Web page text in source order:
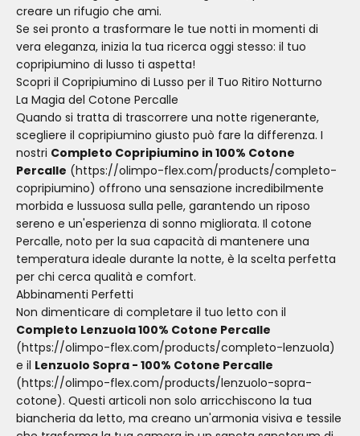
creare un rifugio che ami.
Se sei pronto a trasformare le tue notti in momenti di
vera eleganza, inizia la tua ricerca oggi stesso: il tuo
copripiumino di lusso ti aspetta!
Scopri il Copripiumino di Lusso per il Tuo Ritiro Notturno
La Magia del Cotone Percalle
Quando si tratta di trascorrere una notte rigenerante,
scegliere il copripiumino giusto può fare la differenza. I
nostri Completo Copripiumino in 100% Cotone
Percalle (https://olimpo-flex.com/products/completo-
copripiumino) offrono una sensazione incredibilmente
morbida e lussuosa sulla pelle, garantendo un riposo
sereno e un'esperienza di sonno migliorata. Il cotone
Percalle, noto per la sua capacità di mantenere una
temperatura ideale durante la notte, è la scelta perfetta
per chi cerca qualità e comfort.
Abbinamenti Perfetti
Non dimenticare di completare il tuo letto con il
Completo Lenzuola 100% Cotone Percalle
(https://olimpo-flex.com/products/completo-lenzuola)
e il Lenzuolo Sopra - 100% Cotone Percalle
(https://olimpo-flex.com/products/lenzuolo-sopra-
cotone). Questi articoli non solo arricchiscono la tua
biancheria da letto, ma creano un'armonia visiva e tessile